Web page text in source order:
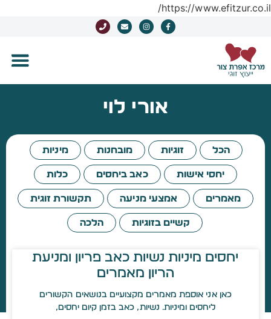
https://www.efitzur.co.il/
אורי לוי
הכל זוגיות מובחנות מיניות
יחסי אישות כאב ביחסים כלות
מאמרים אמצעי מניעה תקשורת זוגית
קשיים בזוגיות הלכה
יחסים מיניות נשיות כאב פריון ומניעת
הריון מאמרים
כאן אני אוספת מאמרים מקצועיים בנושאים הקשורים
ליחסים ומיניות. נשיות, כאב בזמן קיום יחסים,